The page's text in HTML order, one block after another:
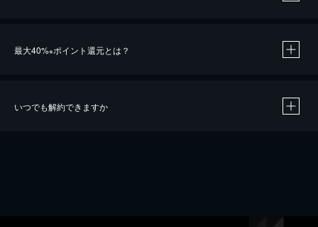
最大40%※ポイント還元とは？
いつでも解約できますか